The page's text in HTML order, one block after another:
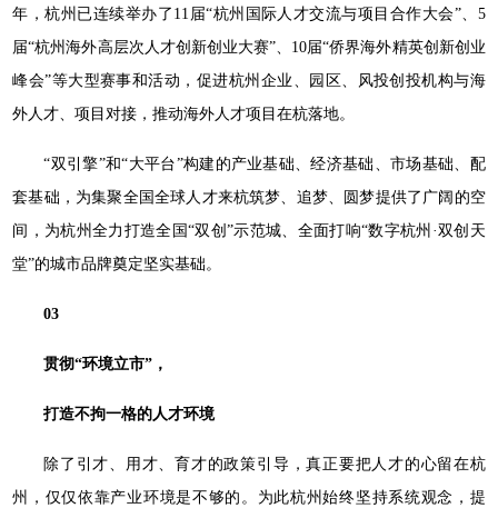
年，杭州已连续举办了11届“杭州国际人才交流与项目合作大会”、5
届“杭州海外高层次人才创新创业大赛”、10届“侨界海外精英创新创业
峰会”等大型赛事和活动，促进杭州企业、园区、风投创投机构与海
外人才、项目对接，推动海外人才项目在杭落地。
“双引擎”和“大平台”构建的产业基础、经济基础、市场基础、配
套基础，为集聚全国全球人才来杭筑梦、追梦、圆梦提供了广阔的空
间，为杭州全力打造全国“双创”示范城、全面打响“数字杭州·双创天
堂”的城市品牌奠定坚实基础。
03
贯彻“环境立市”，
打造不拘一格的人才环境
除了引才、用才、育才的政策引导，真正要把人才的心留在杭
州，仅仅依靠产业环境是不够的。为此杭州始终坚持系统观念，提